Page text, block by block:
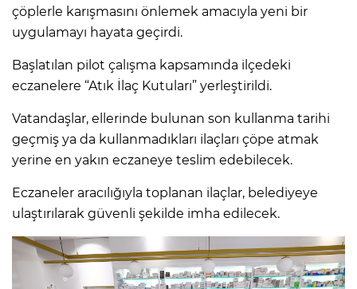
çöplerle karışmasını önlemek amacıyla yeni bir
uygulamayı hayata geçirdi.
Başlatılan pilot çalışma kapsamında ilçedeki
eczanelere “Atık İlaç Kutuları” yerleştirildi.
Vatandaşlar, ellerinde bulunan son kullanma tarihi
geçmiş ya da kullanmadıkları ilaçları çöpe atmak
yerine en yakın eczaneye teslim edebilecek.
Eczaneler aracılığıyla toplanan ilaçlar, belediyeye
ulaştırılarak güvenli şekilde imha edilecek.